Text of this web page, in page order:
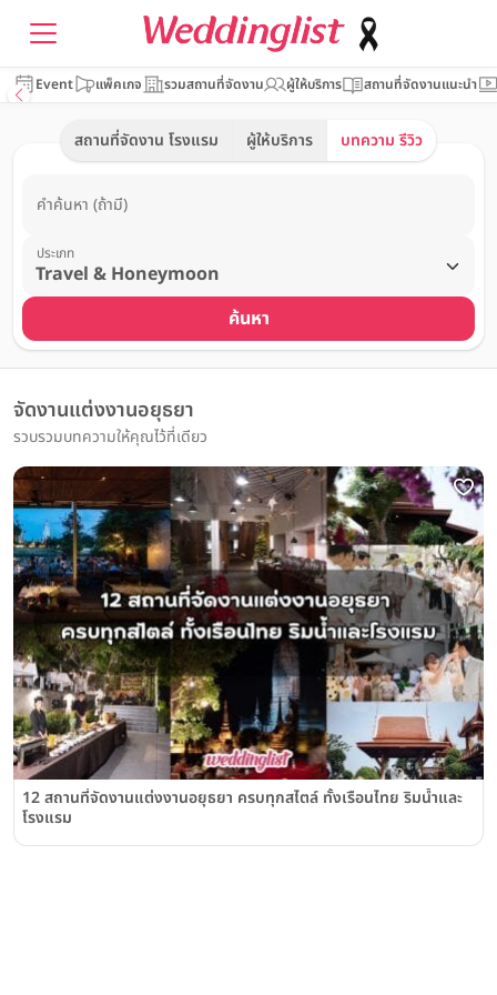
Event แพ็คเกจ รวมสถานที่จัดงาน ผู้ให้บริการ สถานที่จัดงานแนะนำ
สถานที่จัดงาน โรงแรม ผู้ให้บริการ บทความ รีวิว
คำค้นหา (ถ้ามี)
ประเภท
ค้นหา
จัดงานแต่งงานอยุธยา
รวบรวมบทความให้คุณไว้ที่เดียว
12 สถานที่จัดงานแต่งงานอยุธยา ครบทุกสไตล์ ทั้งเรือนไทย ริมน้ำและ
โรงแรม